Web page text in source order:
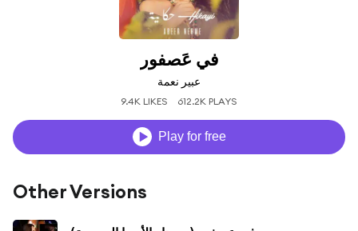
في عَصفور
عبير نعمة
9.4K LIKES 612.2K PLAYS
Play for free
Other Versions